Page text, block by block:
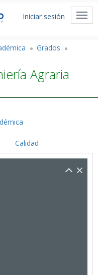
Menú
cuenta
usuario
Iniciar sesión
Grados
Agraria
Calidad